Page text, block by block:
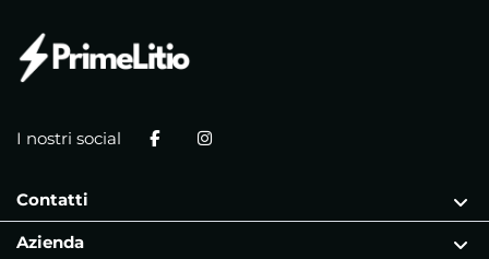
I nostri social
Contatti
Azienda